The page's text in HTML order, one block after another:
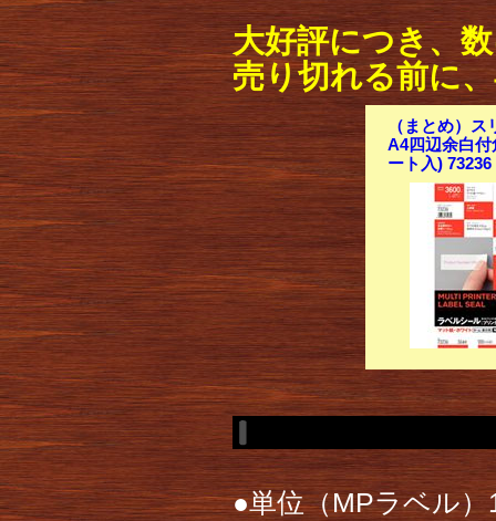
大好評につき、
売り切れる前に
（まとめ）
A4四辺余白付
ート入)
●単位（MPラベル